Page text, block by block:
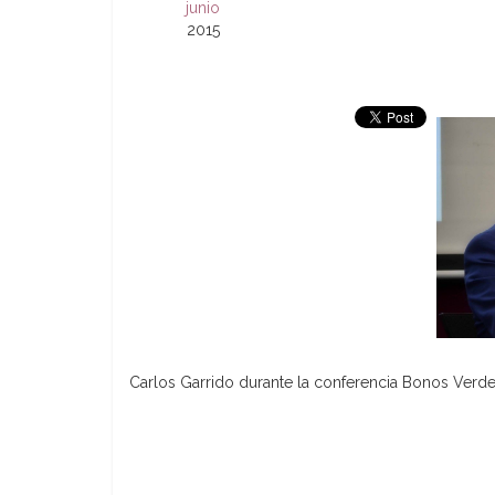
junio
2015
Carlos Garrido durante la conferencia Bonos